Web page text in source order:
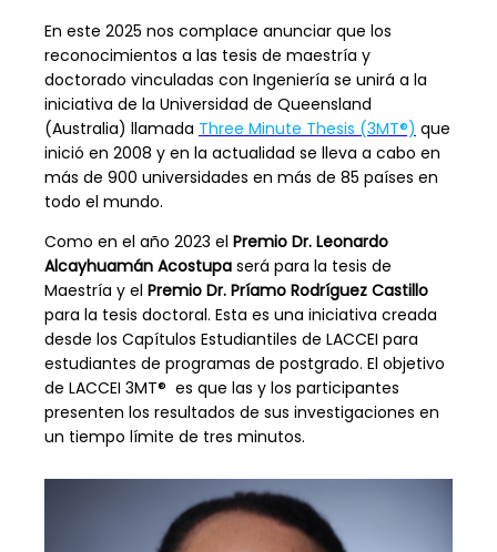
En este 2025 nos complace anunciar que los
reconocimientos a las tesis de maestría y
doctorado vinculadas con Ingeniería se unirá a la
iniciativa de la Universidad de Queensland
(Australia) llamada Three Minute Thesis (3MT®) que
inició en 2008 y en la actualidad se lleva a cabo en
más de 900 universidades en más de 85 países en
todo el mundo.
Como en el año 2023 el Premio Dr. Leonardo
Alcayhuamán Acostupa será para la tesis de
Maestría y el Premio Dr. Príamo Rodríguez Castillo
para la tesis doctoral. Esta es una iniciativa creada
desde los Capítulos Estudiantiles de LACCEI para
estudiantes de programas de postgrado. El objetivo
de LACCEI 3MT® es que las y los participantes
presenten los resultados de sus investigaciones en
un tiempo límite de tres minutos.